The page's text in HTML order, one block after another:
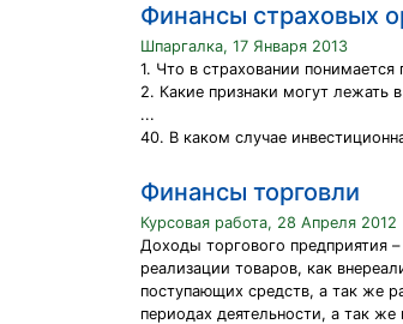
Финансы страховых
Шпаргалка, 17 Января 2013
1. Что в страховании понимается
2. Какие признаки могут лежать
...
40. В каком случае
Финансы торговли
Курсовая работа, 28 Апреля 2012
Доходы торгового предприятия
реализации товаров, как
поступающих средств, а так же
периодах деятельности, а так